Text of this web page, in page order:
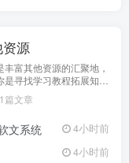
源
丰富其他资源的汇聚地，
是寻找学习教程拓展知
是搜集各类素材激发创作
亦或是查询专业数据辅助
更新、分类清晰、下载便
来探索发现所需资源！
篇文章
文系统 4小时前
4小时前